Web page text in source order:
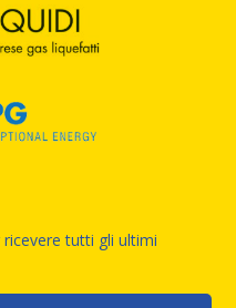
tutti gli ultimi